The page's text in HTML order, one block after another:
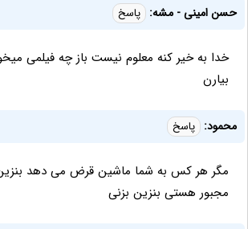
حسن امینی - مشه: پاسخ
خدا به خیر کنه معلوم نیست باز چه فیلمی
بیارن
محمود: پاسخ
مگر هر کس به شما ماشین قرض می دهد
مجبور هستی بنزین بزنی